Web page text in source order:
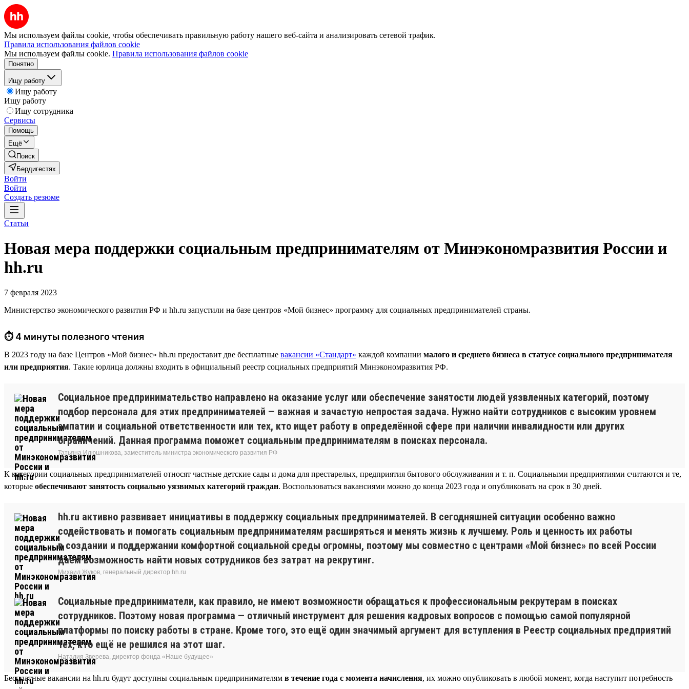
Мы используем файлы cookie, чтобы обеспечивать правильную работу нашего веб-сайта и анализировать сетевой трафик.
Правила использования файлов cookie
Мы используем файлы cookie. Правила использования файлов cookie
Понятно
Ищу работу
Ищу работу
Ищу работу
Ищу сотрудника
Сервисы
Помощь
Ещё
Поиск
Бердигестях
Войти
Войти
Создать резюме
Статьи
Новая мера поддержки социальным предпринимателям от Минэкономразвития России и
hh.ru
7 февраля 2023
Министерство экономического развития РФ и hh.ru запустили на базе центров «Мой бизнес» программу для социальных предпринимателей страны.
⏱ 4 минуты полезного чтения
В 2023 году на базе Центров «Мой бизнес» hh.ru предоставит две бесплатные вакансии «Стандарт» каждой компании малого и среднего бизнеса в статусе социального предпринимателя
или предприятия. Такие юрлица должны входить в официальный реестр социальных предприятий Минэкономразвития РФ.
Социальное предпринимательство направлено на оказание услуг или обеспечение занятости людей уязвленных категорий, поэтому
подбор персонала для этих предпринимателей — важная и зачастую непростая задача. Нужно найти сотрудников с высоким уровнем
эмпатии и социальной ответственности или тех, кто ищет работу в определённой сфере при наличии инвалидности или других
ограничений. Данная программа поможет социальным предпринимателям в поисках персонала.
Татьяна Илюшникова, заместитель министра экономического развития РФ
К категории социальных предпринимателей относят частные детские сады и дома для престарелых, предприятия бытового обслуживания и т. п. Социальными предприятиями считаются и те,
которые обеспечивают занятость социально уязвимых категорий граждан. Воспользоваться вакансиями можно до конца 2023 года и опубликовать на срок в 30 дней.
hh.ru активно развивает инициативы в поддержку социальных предпринимателей. В сегодняшней ситуации особенно важно
содействовать и помогать социальным предпринимателям расширяться и менять жизнь к лучшему. Роль и ценность их работы
в создании и поддержании комфортной социальной среды огромны, поэтому мы совместно с центрами «Мой бизнес» по всей России
даём возможность найти новых сотрудников без затрат на рекрутинг.
Михаил Жуков, генеральный директор hh.ru
Социальные предприниматели, как правило, не имеют возможности обращаться к профессиональным рекрутерам в поисках
сотрудников. Поэтому новая программа — отличный инструмент для решения кадровых вопросов с помощью самой популярной
платформы по поиску работы в стране. Кроме того, это ещё один значимый аргумент для вступления в Реестр социальных предприятий
тех, кто ещё не решился на этот шаг.
Наталия Зверева, директор фонда «Наше будущее»
Бесплатные вакансии на hh.ru будут доступны социальным предпринимателям в течение года с момента начисления, их можно опубликовать в любой момент, когда наступит потребность